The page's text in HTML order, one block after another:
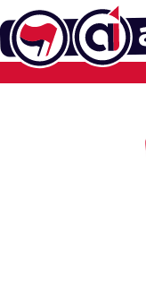
Zum
Inhalt
springen